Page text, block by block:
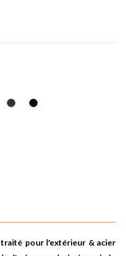
Vert pâle
9003 - Blanc
RAL 7016 - Gris anthracite
RAL 9005 - Noir
traité pour l'extérieur & acier